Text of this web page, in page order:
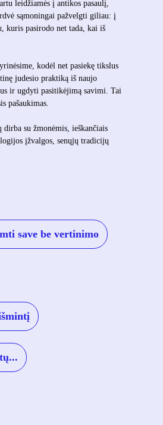
leidžiamės į antikos pasaulį,
sąmoningai pažvelgti giliau: į
kuris pasirodo net tada, kai iš
kodėl net pasiekę tikslus
judesio praktiką iš naujo
ir ugdyti pasitikėjimą savimi. Tai
pašaukimas.
su žmonėmis, ieškančiais
įžvalgos, senųjų tradicijų
save be vertinimo